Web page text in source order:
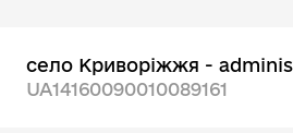
село Криворіжжя -
UA14160090010089161